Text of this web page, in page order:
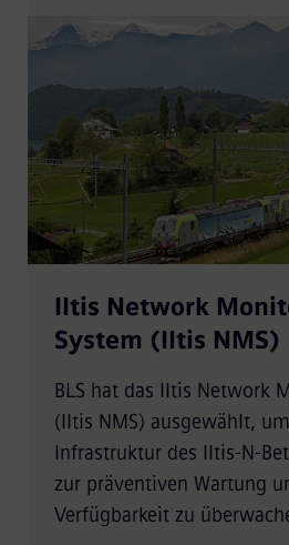
Iltis Network
System (Iltis NMS)
BLS hat das Iltis Network
(Iltis NMS) ausgewählt,
Infrastruktur des Iltis-N-
zur präventiven Wartung
Verfügbarkeit zu